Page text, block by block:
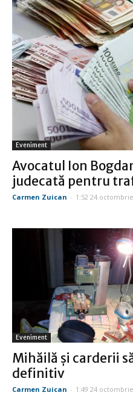
Eveniment
Avocatul Ion
judecată pentru
Carmen Zuican - 1:52 24
Eveniment
Mihăilă și carderii
definitiv
Carmen Zuican - 1:49 24